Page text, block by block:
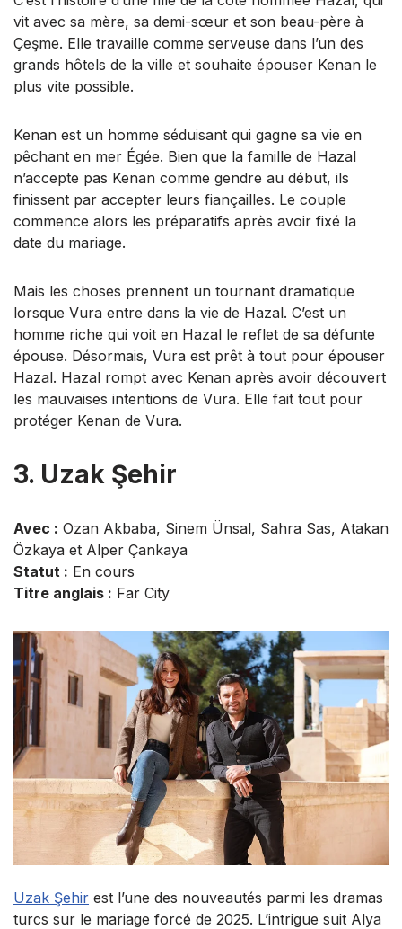
vit avec sa mère, sa demi-sœur et son beau-père à
Çeşme. Elle travaille comme serveuse dans l’un des
grands hôtels de la ville et souhaite épouser Kenan le
plus vite possible.
Kenan est un homme séduisant qui gagne sa vie en
pêchant en mer Égée. Bien que la famille de Hazal
n’accepte pas Kenan comme gendre au début, ils
finissent par accepter leurs fiançailles. Le couple
commence alors les préparatifs après avoir fixé la
date du mariage.
Mais les choses prennent un tournant dramatique
lorsque Vura entre dans la vie de Hazal. C’est un
homme riche qui voit en Hazal le reflet de sa défunte
épouse. Désormais, Vura est prêt à tout pour épouser
Hazal. Hazal rompt avec Kenan après avoir découvert
les mauvaises intentions de Vura. Elle fait tout pour
protéger Kenan de Vura.
3. Uzak Şehir
Avec : Ozan Akbaba, Sinem Ünsal, Sahra Sas, Atakan
Özkaya et Alper Çankaya
Statut : En cours
Titre anglais : Far City
Uzak Şehir est l’une des nouveautés parmi les dramas
turcs sur le mariage forcé de 2025. L’intrigue suit Alya